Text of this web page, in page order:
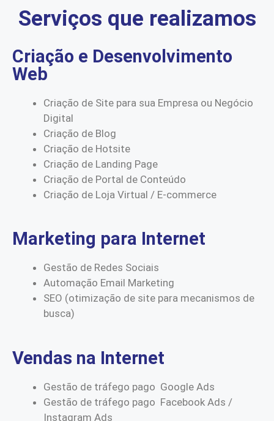
Serviços que realizamos
Criação e Desenvolvimento
Web
Criação de Site para sua Empresa ou Negócio
Digital
Criação de Blog
Criação de Hotsite
Criação de Landing Page
Criação de Portal de Conteúdo
Criação de Loja Virtual / E-commerce
Marketing para Internet
Gestão de Redes Sociais
Automação Email Marketing
SEO (otimização de site para mecanismos de
busca)
Vendas na Internet
Gestão de tráfego pago Google Ads
Gestão de tráfego pago Facebook Ads /
Instagram Ads